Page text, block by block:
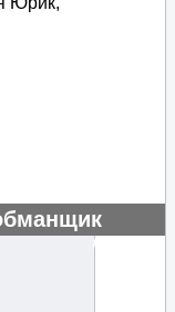
#129658